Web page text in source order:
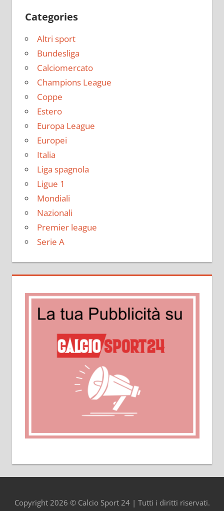
Categories
Altri sport
Bundesliga
Calciomercato
Champions League
Coppe
Estero
Europa League
Europei
Italia
Liga spagnola
Ligue 1
Mondiali
Nazionali
Premier league
Serie A
Copyright 2026 © Calcio Sport 24 | Tutti i diritti riservati.